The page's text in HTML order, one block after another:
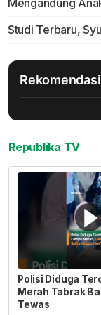
Mengandung
Studi Terbaru,
Rekomendasi
Republika TV
Polisi Diduga
Merah Tabrak
Tewas